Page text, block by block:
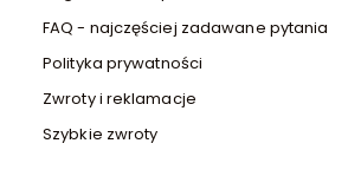
FAQ - najczęściej zadawane pytania
Polityka prywatności
Zwroty i reklamacje
Szybkie zwroty